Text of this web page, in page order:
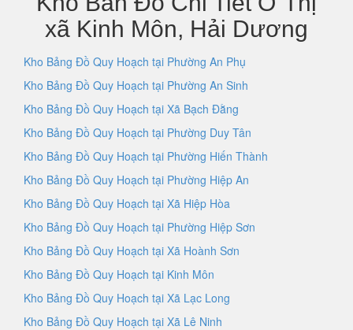
xã Kinh Môn, Hải Dương
Kho Bảng Đồ Quy Hoạch tại Phường An Phụ
Kho Bảng Đồ Quy Hoạch tại Phường An Sinh
Kho Bảng Đồ Quy Hoạch tại Xã Bạch Đằng
Kho Bảng Đồ Quy Hoạch tại Phường Duy Tân
Kho Bảng Đồ Quy Hoạch tại Phường Hiến Thành
Kho Bảng Đồ Quy Hoạch tại Phường Hiệp An
Kho Bảng Đồ Quy Hoạch tại Xã Hiệp Hòa
Kho Bảng Đồ Quy Hoạch tại Phường Hiệp Sơn
Kho Bảng Đồ Quy Hoạch tại Xã Hoành Sơn
Kho Bảng Đồ Quy Hoạch tại Kinh Môn
Kho Bảng Đồ Quy Hoạch tại Xã Lạc Long
Kho Bảng Đồ Quy Hoạch tại Xã Lê Ninh